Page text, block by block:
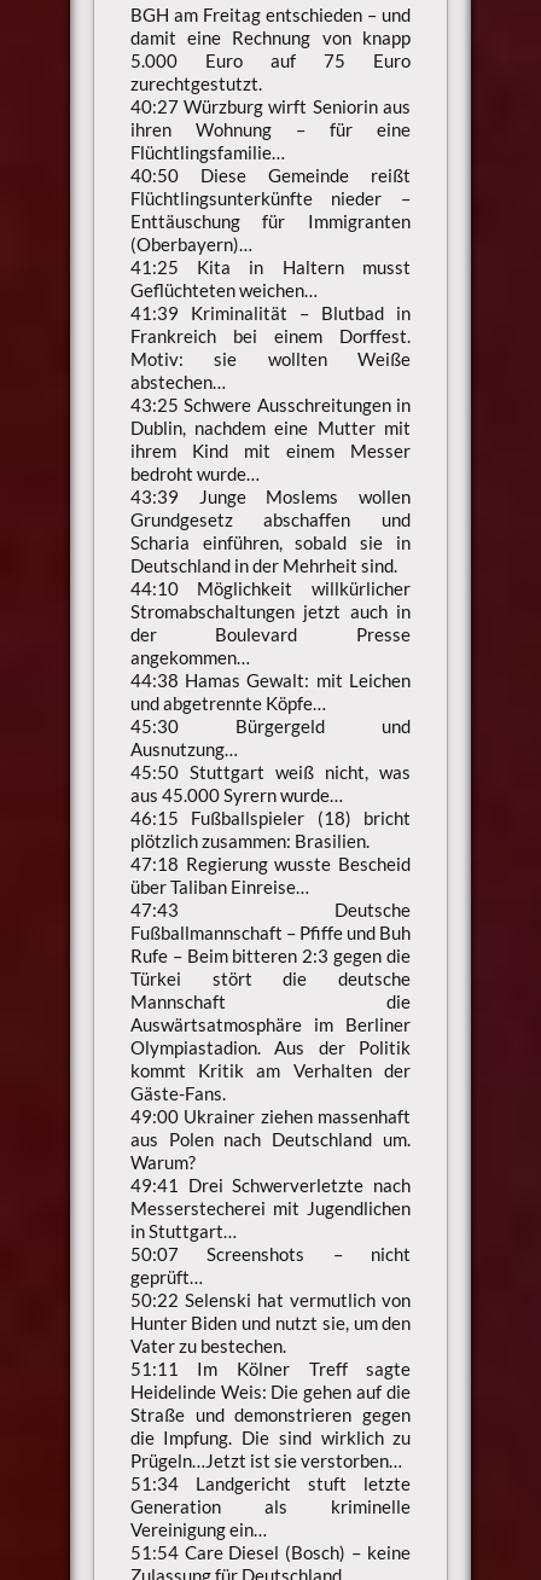
BGH am Freitag entschieden – und
damit eine Rechnung von knapp
5.000 Euro auf 75 Euro
zurechtgestutzt.
40:27 Würzburg wirft Seniorin aus
ihren Wohnung – für eine
Flüchtlingsfamilie…
40:50 Diese Gemeinde reißt
Flüchtlingsunterkünfte nieder –
Enttäuschung für Immigranten
(Oberbayern)…
41:25 Kita in Haltern musst
Geflüchteten weichen…
41:39 Kriminalität – Blutbad in
Frankreich bei einem Dorffest.
Motiv: sie wollten Weiße
abstechen…
43:25 Schwere Ausschreitungen in
Dublin, nachdem eine Mutter mit
ihrem Kind mit einem Messer
bedroht wurde…
43:39 Junge Moslems wollen
Grundgesetz abschaffen und
Scharia einführen, sobald sie in
Deutschland in der Mehrheit sind.
44:10 Möglichkeit willkürlicher
Stromabschaltungen jetzt auch in
der Boulevard Presse
angekommen…
44:38 Hamas Gewalt: mit Leichen
und abgetrennte Köpfe…
45:30 Bürgergeld und
Ausnutzung…
45:50 Stuttgart weiß nicht, was
aus 45.000 Syrern wurde…
46:15 Fußballspieler (18) bricht
plötzlich zusammen: Brasilien.
47:18 Regierung wusste Bescheid
über Taliban Einreise…
47:43 Deutsche
Fußballmannschaft – Pfiffe und Buh
Rufe – Beim bitteren 2:3 gegen die
Türkei stört die deutsche
Mannschaft die
Auswärtsatmosphäre im Berliner
Olympiastadion. Aus der Politik
kommt Kritik am Verhalten der
Gäste-Fans.
49:00 Ukrainer ziehen massenhaft
aus Polen nach Deutschland um.
Warum?
49:41 Drei Schwerverletzte nach
Messerstecherei mit Jugendlichen
in Stuttgart…
50:07 Screenshots – nicht
geprüft…
50:22 Selenski hat vermutlich von
Hunter Biden und nutzt sie, um den
Vater zu bestechen.
51:11 Im Kölner Treff sagte
Heidelinde Weis: Die gehen auf die
Straße und demonstrieren gegen
die Impfung. Die sind wirklich zu
Prügeln…Jetzt ist sie verstorben…
51:34 Landgericht stuft letzte
Generation als kriminelle
Vereinigung ein…
51:54 Care Diesel (Bosch) – keine
Zulassung für Deutschland